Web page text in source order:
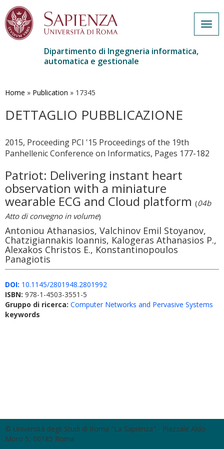
contenuto
Dipartimento di Ingegneria informatica,
automatica e gestionale
Home » Publication » 17345
DETTAGLIO PUBBLICAZIONE
2015, Proceeding PCI '15 Proceedings of the 19th
Panhellenic Conference on Informatics, Pages 177-182
Patriot: Delivering instant heart
observation with a miniature
wearable ECG and Cloud platform (04b
Atto di convegno in volume)
Antoniou Athanasios, Valchinov Emil Stoyanov,
Chatzigiannakis Ioannis, Kalogeras Athanasios P.,
Alexakos Christos E., Konstantinopoulos
Panagiotis
DOI: 10.1145/2801948.2801992
ISBN: 978-1-4503-3551-5
Gruppo di ricerca: Computer Networks and Pervasive Systems
keywords
© Università degli Studi di Roma "La Sapienza" - Piazzale Aldo
Moro 5, 00185 Roma